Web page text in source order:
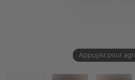
Appuyez pour